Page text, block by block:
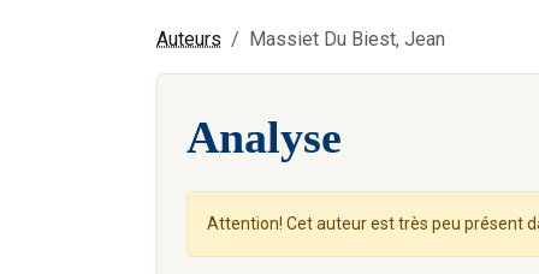
Auteurs Massiet Du Biest, Jean
Analyse
Attention! Cet auteur est très peu présent